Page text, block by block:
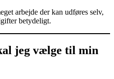
arbejde der kan udføres selv,
betydeligt.
jeg vælge til min